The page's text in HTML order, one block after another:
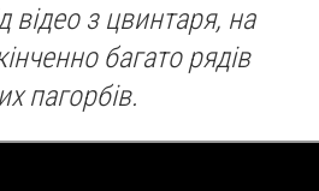
відео з цвинтаря, на
багато рядів
пагорбів.